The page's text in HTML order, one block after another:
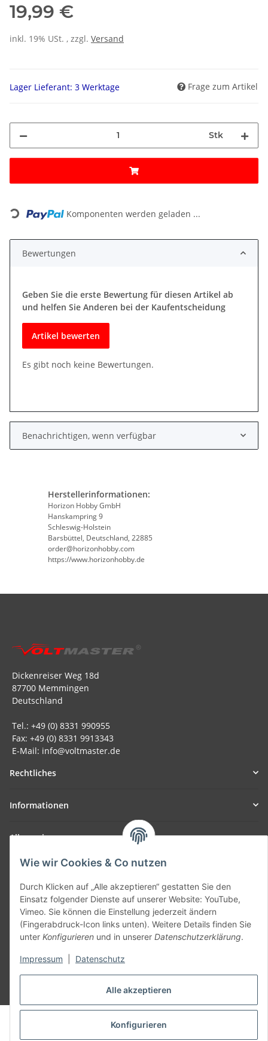
Alle akzeptieren
Konfigurieren
Wie wir Cookies & Co nutzen
Durch Klicken auf „Alle akzeptieren“ gestatten Sie den
Einsatz folgender Dienste auf unserer Website: YouTube,
Vimeo. Sie können die Einstellung jederzeit ändern
(Fingerabdruck-Icon links unten). Weitere Details finden Sie
unter Konfigurieren und in unserer Datenschutzerklärung.
Impressum Datenschutz
19,99 €
inkl. 19% USt. , zzgl. Versand
Lager Lieferant: 3 Werktage Frage zum Artikel
Stk
Loading... Komponenten werden geladen ...
Bewertungen
Geben Sie die erste Bewertung für diesen Artikel ab
und helfen Sie Anderen bei der Kaufentscheidung
Artikel bewerten
Es gibt noch keine Bewertungen.
Benachrichtigen, wenn verfügbar
Herstellerinformationen:
Horizon Hobby GmbH
Hanskampring 9
Schleswig-Holstein
Barsbüttel, Deutschland, 22885
order@horizonhobby.com
https://www.horizonhobby.de
Dickenreiser Weg 18d
87700 Memmingen
Deutschland
Tel.: +49 (0) 8331 990955
Fax: +49 (0) 8331 9913343
E-Mail: info@voltmaster.de
Rechtliches
Informationen
Allgemein
Teil unseres Netzwerks:
SmoliTec - Safety. Simplified. Worldwide. ( B2B Shop )
Vertrag widerrufen
* Alle Preise inkl. gesetzlicher USt., zzgl.Versand
© voltmaster.de
Powered byJTL-Shop